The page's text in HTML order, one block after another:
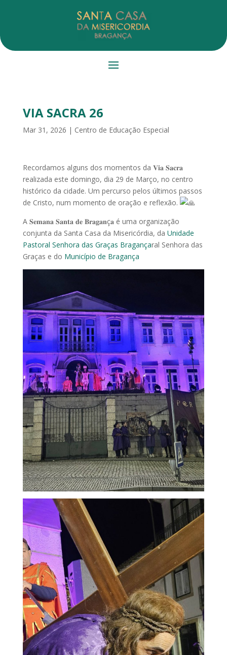
VIA SACRA 26
Mar 31, 2026 | Centro de Educação Especial
Recordamos alguns dos momentos da 𝐕𝐢𝐚 𝐒𝐚𝐜𝐫𝐚
realizada este domingo, dia 29 de Março, no centro
histórico da cidade. Um percurso pelos últimos passos
de Cristo, num momento de oração e reflexão.
A 𝐒𝐞𝐦𝐚𝐧𝐚 𝐒𝐚𝐧𝐭𝐚 𝐝𝐞 𝐁𝐫𝐚𝐠𝐚𝐧ç𝐚 é uma organização
conjunta da Santa Casa da Misericórdia, da Unidade
Pastoral Senhora das Graças Bragançaral Senhora das
Graças e do Município de Bragança